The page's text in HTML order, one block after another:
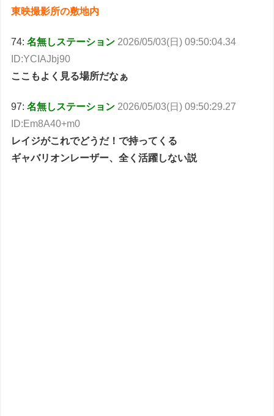
東映撮影所の敷地内
74:名無しステーション 2026/05/03(日) 09:50:04.34
ID:YCIAJbj90
ここもよく見る場所だなぁ
97:名無しステーション 2026/05/03(日) 09:50:29.27
ID:Em8A40+m0
レイジがこれでどうだ！で持ってくる
ギャバリオンレーザー、全く活躍しない説